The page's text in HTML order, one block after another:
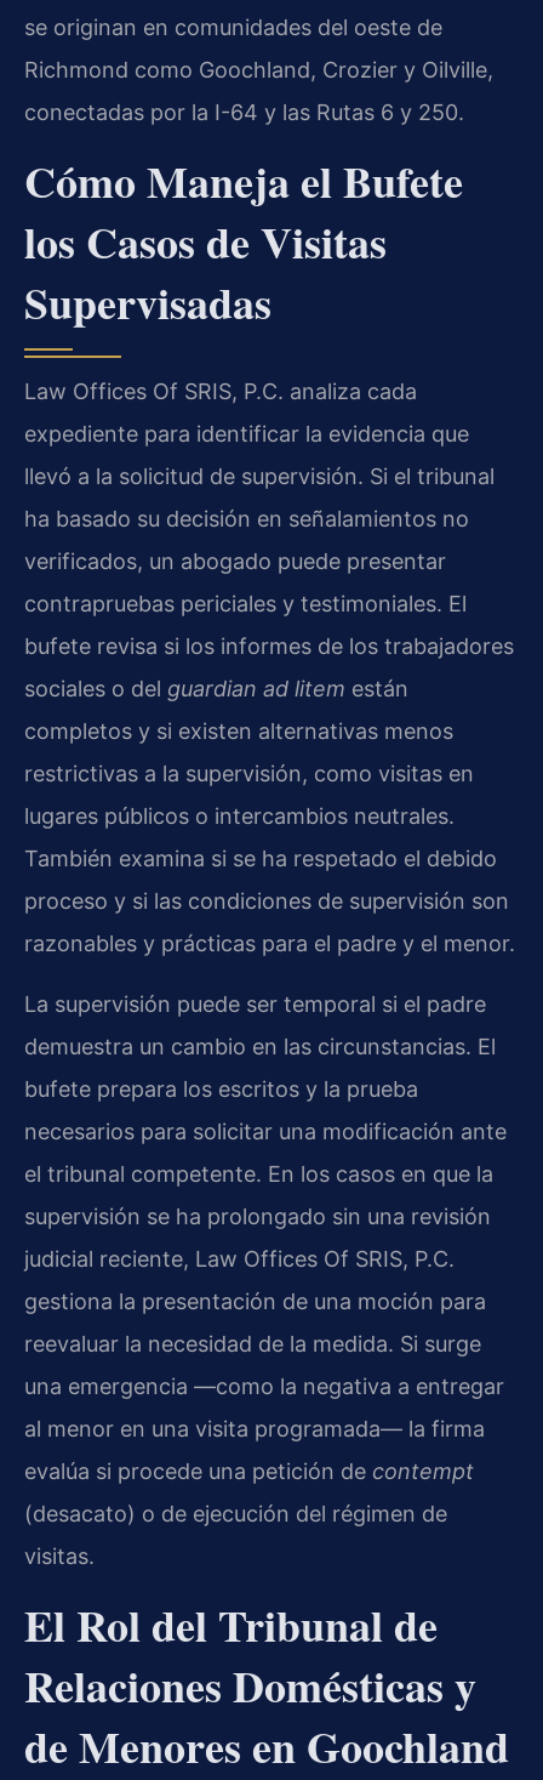
se originan en comunidades del oeste de
Richmond como Goochland, Crozier y Oilville,
conectadas por la I-64 y las Rutas 6 y 250.
Cómo Maneja el Bufete
los Casos de Visitas
Supervisadas
Law Offices Of SRIS, P.C. analiza cada
expediente para identificar la evidencia que
llevó a la solicitud de supervisión. Si el tribunal
ha basado su decisión en señalamientos no
verificados, un abogado puede presentar
contrapruebas periciales y testimoniales. El
bufete revisa si los informes de los trabajadores
sociales o del guardian ad litem están
completos y si existen alternativas menos
restrictivas a la supervisión, como visitas en
lugares públicos o intercambios neutrales.
También examina si se ha respetado el debido
proceso y si las condiciones de supervisión son
razonables y prácticas para el padre y el menor.
La supervisión puede ser temporal si el padre
demuestra un cambio en las circunstancias. El
bufete prepara los escritos y la prueba
necesarios para solicitar una modificación ante
el tribunal competente. En los casos en que la
supervisión se ha prolongado sin una revisión
judicial reciente, Law Offices Of SRIS, P.C.
gestiona la presentación de una moción para
reevaluar la necesidad de la medida. Si surge
una emergencia —como la negativa a entregar
al menor en una visita programada— la firma
evalúa si procede una petición de contempt
(desacato) o de ejecución del régimen de
visitas.
El Rol del Tribunal de
Relaciones Domésticas y
de Menores en Goochland